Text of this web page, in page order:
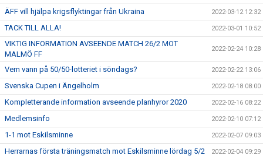
ÄFF vill hjälpa krigsflyktingar från Ukraina 2022-03-12 12:32
TACK TILL ALLA! 2022-03-01 10:52
VIKTIG INFORMATION AVSEENDE MATCH 26/2 MOT
MALMÖ FF
2022-02-24 10:28
Vem vann på 50/50-lotteriet i söndags? 2022-02-22 13:06
Svenska Cupen i Ängelholm 2022-02-18 08:00
Kompletterande information avseende planhyror 2020 2022-02-16 08:22
Medlemsinfo 2022-02-10 07:12
1-1 mot Eskilsminne 2022-02-07 09:03
Herrarnas första träningsmatch mot Eskilsminne lördag 5/2 2022-02-04 09:29